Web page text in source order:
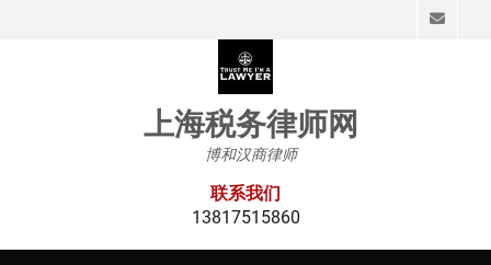
上海税务律师网
博和汉商律师
联系我们
13817515860